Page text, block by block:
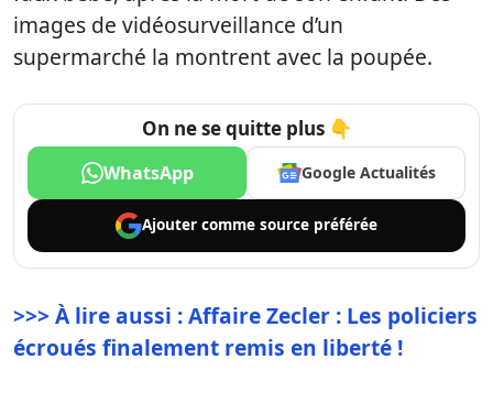
images de vidéosurveillance d’un
supermarché la montrent avec la poupée.
On ne se quitte plus 👇
WhatsApp Google Actualités
Ajouter comme source préférée
>>> À lire aussi : Affaire Zecler : Les policiers
écroués finalement remis en liberté !